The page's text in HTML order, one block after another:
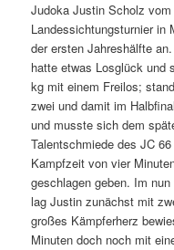
Judoka Justin Scholz
Landessichtungsturnier in
der ersten Jahreshälfte
hatte etwas Losglück und
kg mit einem Freilos;
zwei und damit im
und musste sich dem
Talentschmiede des JC
Kampfzeit von vier
geschlagen geben. Im
lag Justin zunächst mit
großes Kämpferherz
Minuten doch noch mit